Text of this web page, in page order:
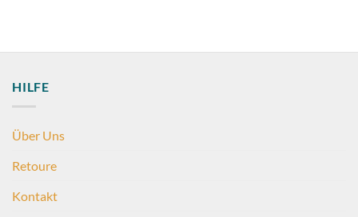
HILFE
Über Uns
Retoure
Kontakt